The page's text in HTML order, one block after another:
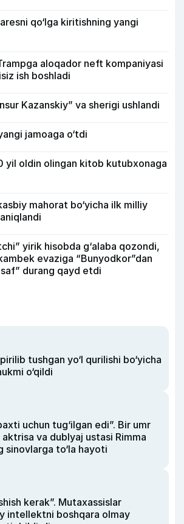
qo‘lga kiritishning yangi
aloqador neft kompaniyasi
ish boshladi
Kazanskiy” va sherigi ushlandi
jamoaga o‘tdi
yil oldin olingan kitob kutubxonaga
mahorat bo‘yicha ilk milliy
yirik hisobda g‘alaba qozondi,
evaziga “Bunyodkor”dan
durang qayd etdi
tushgan yo‘l qurilishi bo‘yicha
o‘qildi
uchun tug‘ilgan edi”. Bir umr
va dublyaj ustasi Rimma
sinovlarga to‘la hayoti
kerak”. Mutaxassislar
intellektni boshqara olmay